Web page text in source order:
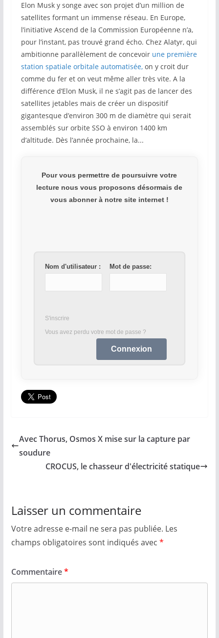
Elon Musk y songe avec son projet d’un million de
satellites formant un immense réseau. En Europe,
l’initiative Ascend de la Commission Européenne n’a,
pour l’instant, pas trouvé grand écho. Chez Alatyr, qui
ambitionne parallèlement de concevoir une première
station spatiale orbitale automatisée,on y croit dur
comme du fer et on veut même aller très vite. A la
différence d’Elon Musk, il ne s’agit pas de lancer des
satellites jetables mais de créer un dispositif
gigantesque d’environ 300 m de diamètre qui serait
assemblés sur orbite SSO à environ 1400 km
d’altitude. Dès l’année prochaine, la...
Pour vous permettre de poursuivre votre
lecture nous vous proposons désormais de
vous abonner à notre site internet !
Nom d'utilisateur : Mot de passe:
S'inscrire
Vous avez perdu votre mot de passe ?
Avec Thorus, Osmos X mise sur la capture par
soudure
CROCUS, le chasseur d'électricité statique
Laisser un commentaire
Votre adresse e-mail ne sera pas publiée. Les
champs obligatoires sont indiqués avec *
Commentaire*